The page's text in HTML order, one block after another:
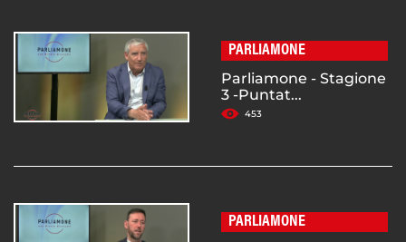
PARLIAMONE
Parliamone - Stagione
3 -Puntat...
453
PARLIAMONE